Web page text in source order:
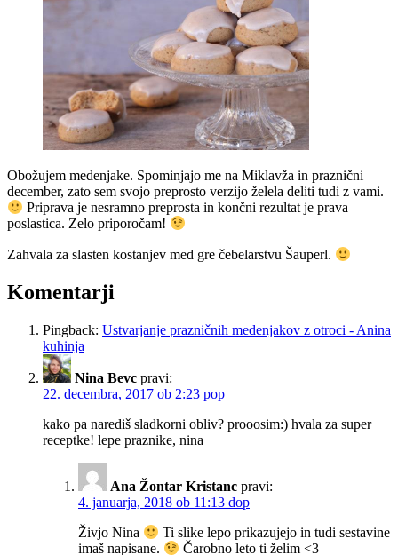
Obožujem medenjake. Spominjajo me na Miklavža in praznični
december, zato sem svojo preprosto verzijo želela deliti tudi z vami.
Priprava je nesramno preprosta in končni rezultat je prava
poslastica. Zelo priporočam!
Zahvala za slasten kostanjev med gre čebelarstvu Šauperl.
Komentarji
Pingback: Ustvarjanje prazničnih medenjakov z otroci - Anina
kuhinja
Nina Bevc pravi:
22. decembra, 2017 ob 2:23 pop
kako pa narediš sladkorni obliv? prooosim:) hvala za super
receptke! lepe praznike, nina
Ana Žontar Kristanc pravi:
4. januarja, 2018 ob 11:13 dop
Živjo Nina
Ti slike lepo prikazujejo in tudi sestavine
imaš napisane.
Čarobno leto ti želim <3